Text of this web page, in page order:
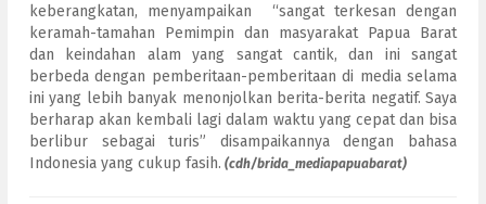
keberangkatan, menyampaikan “sangat terkesan dengan
keramah-tamahan Pemimpin dan masyarakat Papua Barat
dan keindahan alam yang sangat cantik, dan ini sangat
berbeda dengan pemberitaan-pemberitaan di media selama
ini yang lebih banyak menonjolkan berita-berita negatif. Saya
berharap akan kembali lagi dalam waktu yang cepat dan bisa
berlibur sebagai turis” disampaikannya dengan bahasa
Indonesia yang cukup fasih. (cdh/brida_mediapapuabarat)